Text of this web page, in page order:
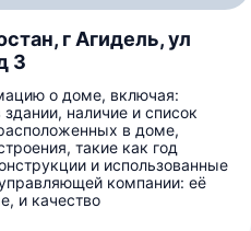
г Агидель, ул
3
о доме, включая:
наличие и список
в доме,
такие как год
и использованные
компании: её
и качество